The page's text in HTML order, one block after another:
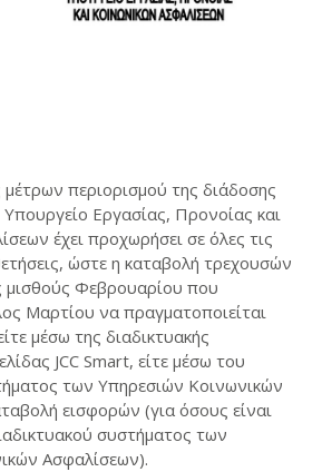
περιορισμού της διάδοσης
Εργασίας, Προνοίας και
έχει προχωρήσει σε όλες τις
ώστε η καταβολή τρεχουσών
μισθούς Φεβρουαρίου που
Μαρτίου να πραγματοποιείται
μέσω της διαδικτυακής
JCC Smart, είτε μέσω του
των Υπηρεσιών Κοινωνικών
εισφορών (για όσους είναι
συστήματος των
Ασφαλίσεων).